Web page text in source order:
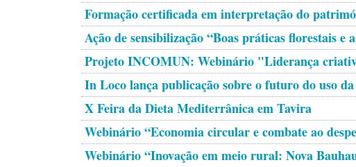
Formação certificada em interpretação do
Ação de sensibilização “Boas práticas florestais e
Projeto INCOMUN: Webinário "Liderança
In Loco lança publicação sobre o futuro do uso
X Feira da Dieta Mediterrânica em Tavira
Webinário “Economia circular e combate ao
Webinário “Inovação em meio rural: Nova